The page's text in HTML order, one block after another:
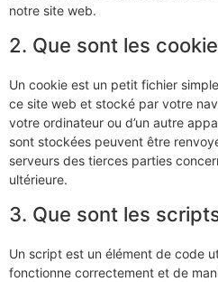
notre site web.
2. Que sont les
Un cookie est un petit fichier
ce site web et stocké par votre
votre ordinateur ou d’un autre
sont stockées peuvent être
serveurs des tierces parties
ultérieure.
3. Que sont les
Un script est un élément de code
fonctionne correctement et de